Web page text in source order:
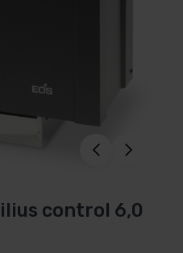
control 6,0